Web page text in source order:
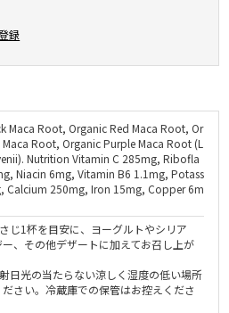
録
Maca Root, Organic Red Maca Root, Or
Root, Organic Purple Maca Root (L
Nutrition Vitamin C 285mg, Ribofla
Niacin 6mg, Vitamin B6 1.1mg, Potass
Calcium 250mg, Iron 15mg, Copper 6m
じ1杯を目安に、ヨーグルトやシリア
、その他デザートに加えてお召し上が
日光の当たらない涼しく湿度の低い場所
さい。冷蔵庫での保管はお控えくださ